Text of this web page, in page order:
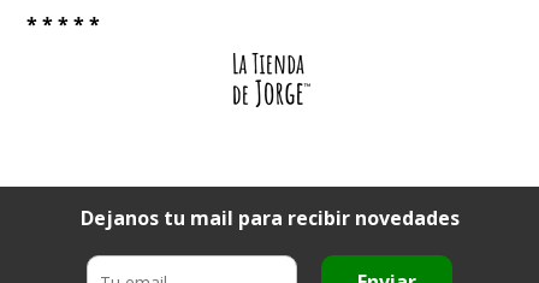
* * * * *
Dejanos tu mail para recibir novedades